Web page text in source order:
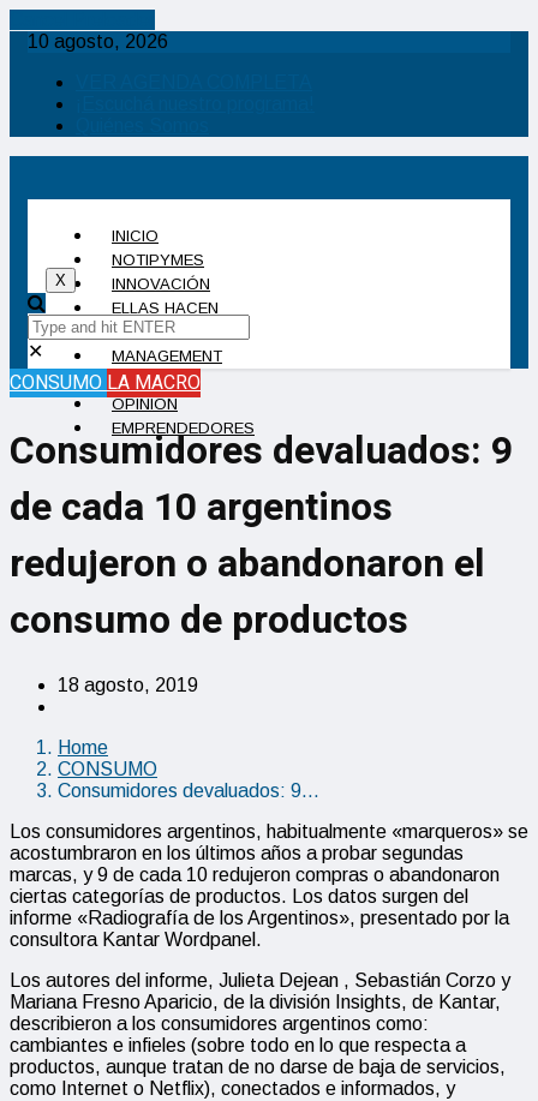
10 agosto, 2026
INICIO
NOTIPYMES
INNOVACIÓN
ELLAS HACEN
INDUSTRIA
MANAGEMENT
CONSUMO
OPINIÓN
EMPRENDEDORES
X
✕
CONSUMOLA MACRO
Consumidores devaluados: 9
de cada 10 argentinos
redujeron o abandonaron el
consumo de productos
18 agosto, 2019
Home
CONSUMO
Consumidores devaluados: 9…
Los consumidores argentinos, habitualmente «marqueros» se
acostumbraron en los últimos años a probar segundas
marcas, y 9 de cada 10 redujeron compras o abandonaron
ciertas categorías de productos. Los datos surgen del
informe «Radiografía de los Argentinos», presentado por la
consultora Kantar Wordpanel.
Los autores del informe, Julieta Dejean , Sebastián Corzo y
Mariana Fresno Aparicio, de la división Insights, de Kantar,
describieron a los consumidores argentinos como:
cambiantes e infieles (sobre todo en lo que respecta a
productos, aunque tratan de no darse de baja de servicios,
como Internet o Netflix), conectados e informados, y